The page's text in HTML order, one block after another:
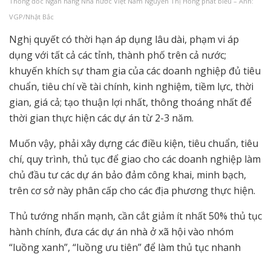
VGP/Nhật Bắc
Nghị quyết có thời hạn áp dụng lâu dài, phạm vi áp
dụng với tất cả các tỉnh, thành phố trên cả nước;
khuyến khích sự tham gia của các doanh nghiệp đủ tiêu
chuẩn, tiêu chí về tài chính, kinh nghiệm, tiềm lực, thời
gian, giá cả; tạo thuận lợi nhất, thông thoáng nhất để
thời gian thực hiện các dự án từ 2-3 năm.
Muốn vậy, phải xây dựng các điều kiện, tiêu chuẩn, tiêu
chí, quy trình, thủ tục để giao cho các doanh nghiệp làm
chủ đầu tư các dự án bảo đảm công khai, minh bạch,
trên cơ sở này phân cấp cho các địa phương thực hiện.
Thủ tướng nhấn mạnh, cần cắt giảm ít nhất 50% thủ tục
hành chính, đưa các dự án nhà ở xã hội vào nhóm
“luồng xanh”, “luồng ưu tiên” để làm thủ tục nhanh